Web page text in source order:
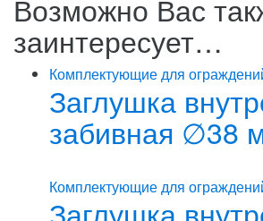
Возможно Вас
заинтересует…
Комплектующие для
Заглушка
забивная ∅38
Комплектующие для